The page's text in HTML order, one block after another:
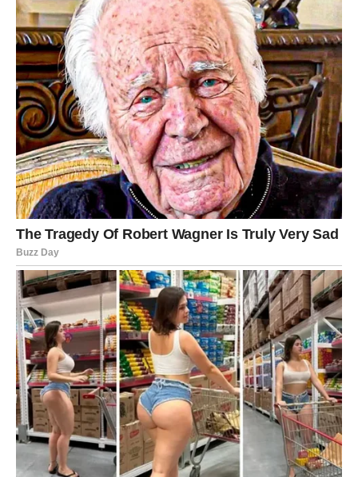
Balans je ključ uspjeha
Bez obzira na to da li se odlučite za umjereniji pristup poput
dijete 5:2 ili intenzivniji program kao što je “Very Fast 800”,
najvažnije je pronaći način ishrane koji je održiv na duže staze.
Savremeni trendovi jasno pokazuju da uspješno mršavljenje
ne znači samo smanjenje kalorija, već i pametan izbor
namirnica, pravilno raspoređene obroke i razumijevanje
potreba vlastitog tijela. Kombinacijom ovih faktora moguće je
postići ne samo željenu tjelesnu težinu, već i bolje opće
zdravlje i kvalitet života.
Oglasi